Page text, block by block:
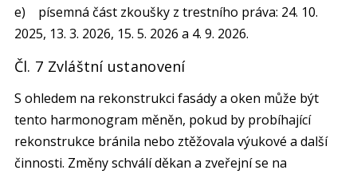
e) písemná část zkoušky z trestního práva: 24. 10.
2025, 13. 3. 2026, 15. 5. 2026 a 4. 9. 2026.
Čl. 7 Zvláštní ustanovení
S ohledem na rekonstrukci fasády a oken může být
tento harmonogram měněn, pokud by probíhající
rekonstrukce bránila nebo ztěžovala výukové a další
činnosti. Změny schválí děkan a zveřejní se na